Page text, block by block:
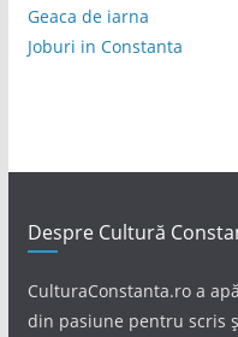
Geaca de iarna
Joburi in Constanta
Despre Cultură
CulturaConstanta.ro a
din pasiune pentru scris